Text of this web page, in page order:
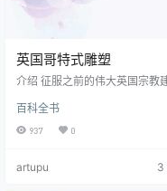
英国哥特式雕塑
介绍 征服之前的伟大英国宗教
堂，如威尔斯，索尔兹伯里和林
（由非居民大炮组成，由教务长
奥古斯丁式），以及英国独有
百科全书
937 0
artupu 3